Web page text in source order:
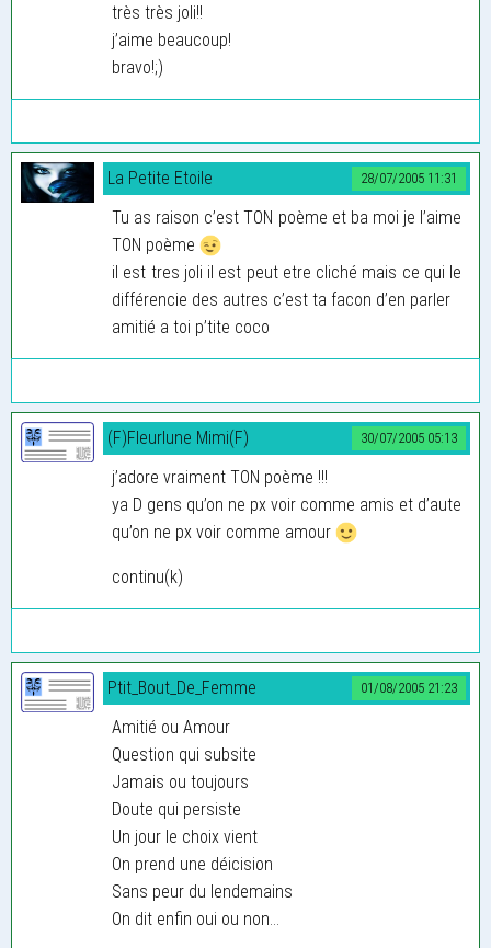
très très joli!!
j’aime beaucoup!
bravo!;)
28/07/2005 11:31
La Petite Etoile
Tu as raison c’est TON poème et ba moi je l’aime
TON poème
il est tres joli il est peut etre cliché mais ce qui le
différencie des autres c’est ta facon d’en parler
amitié a toi p’tite coco
30/07/2005 05:13
(F)Fleurlune Mimi(F)
j’adore vraiment TON poème !!!
ya D gens qu’on ne px voir comme amis et d’aute
qu’on ne px voir comme amour
continu(k)
01/08/2005 21:23
Ptit_Bout_De_Femme
Amitié ou Amour
Question qui subsite
Jamais ou toujours
Doute qui persiste
Un jour le choix vient
On prend une déicision
Sans peur du lendemains
On dit enfin oui ou non...